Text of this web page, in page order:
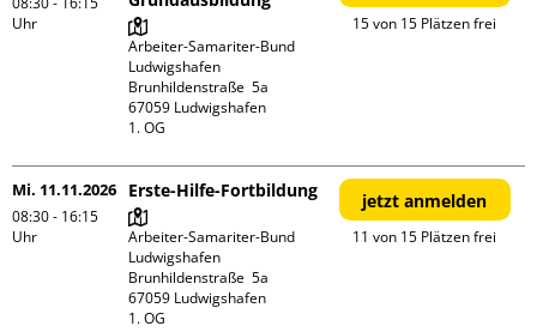
Uhr
Arbeiter-Samariter-Bund
Ludwigshafen
Brunhildenstraße  5a
67059 Ludwigshafen
1. OG
15 von 15 Plätzen frei
Mi. 11.11.2026
08:30 - 16:15
Uhr
Erste-Hilfe-Fortbildung
Arbeiter-Samariter-Bund
Ludwigshafen
Brunhildenstraße  5a
67059 Ludwigshafen
1. OG
jetzt anmelden
11 von 15 Plätzen frei